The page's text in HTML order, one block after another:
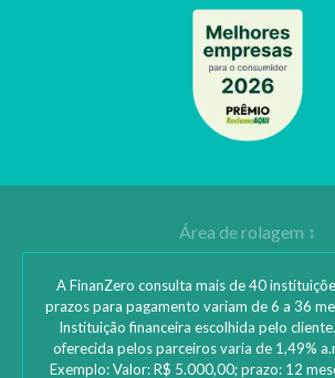
A FinanZero consulta mais de 40
prazos para pagamento variam de 6 a 36
Instituição financeira escolhida pelo
oferecida pelos parceiros varia de 1,49%
Exemplo: Valor: R$ 5.000,00; prazo: 12